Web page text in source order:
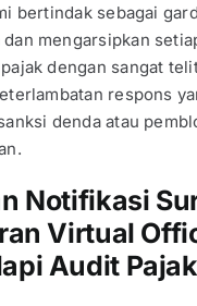
bertindak sebagai
mengarsipkan
dengan sangat
respons
denda atau
Notifikasi
Virtual
Audit Pajak